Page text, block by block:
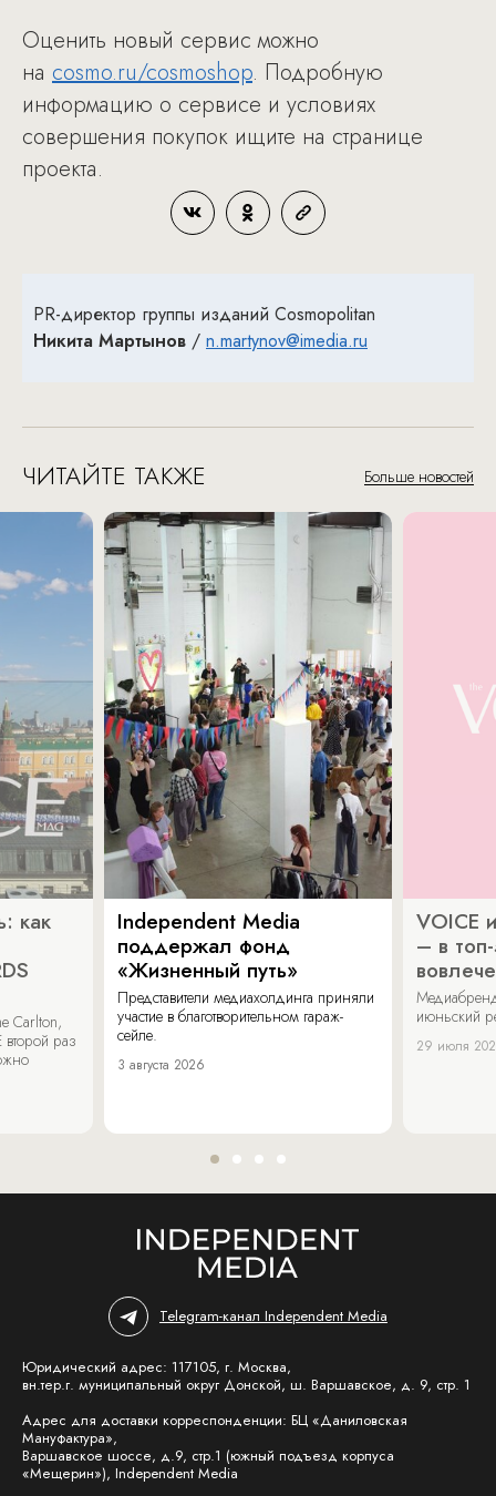
Оценить новый сервис можно
на cosmo.ru/cosmoshop. Подробную
информацию о сервисе и условиях
совершения покупок ищите на странице
проекта.
PR-директор группы изданий Cosmopolitan
Никита Мартынов / n.martynov@imedia.ru
ЧИТАЙТЕ ТАКЖЕ Больше новостей
как
Carlton,
раз
Independent Media
поддержал фонд
«Жизненный путь»
Представители медиахолдинга приняли
участие в благотворительном гараж-
сейле.
3 августа 2026
VOICE
– в
июньский
29 июля
Telegram-канал Independent Media
Юридический адрес: 117105, г. Москва,
вн.тер.г. муниципальный округ Донской, ш. Варшавское, д. 9, стр. 1
Адрес для доставки корреспонденции: БЦ «Даниловская
Мануфактура»,
Варшавское шоссе, д.9, стр.1 (южный подъезд корпуса
«Мещерин»), Independent Media